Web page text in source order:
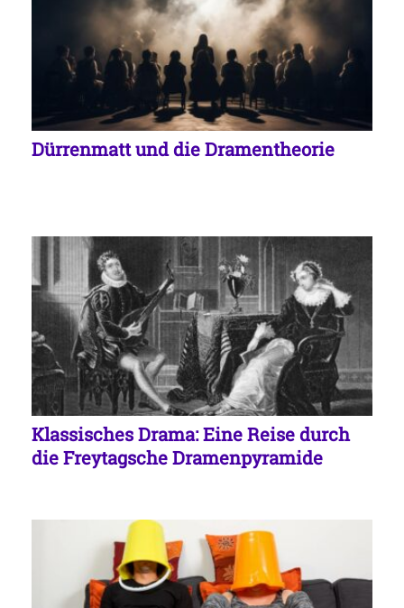
Dürrenmatt und die Dramentheorie
Klassisches Drama: Eine Reise durch
die Freytagsche Dramenpyramide